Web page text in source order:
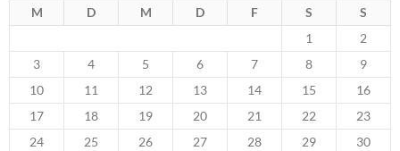
M D M D F S
S
1
2
3
4 5 6 7 8
9
10
11 12 13 14 15
16
17
18 19 20 21 22
23
24
25 26 27 28 29
30